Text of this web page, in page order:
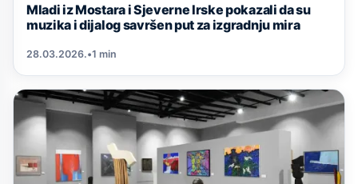
Mladi iz Mostara i Sjeverne Irske pokazali da su
muzika i dijalog savršen put za izgradnju mira
28.03.2026.•1 min